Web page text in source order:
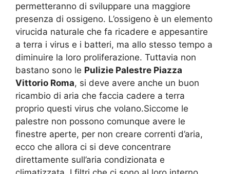
permetteranno di sviluppare una maggiore
presenza di ossigeno. L’ossigeno è un elemento
virucida naturale che fa ricadere e appesantire
a terra i virus e i batteri, ma allo stesso tempo a
diminuire la loro proliferazione. Tuttavia non
bastano sono le Pulizie Palestre Piazza
Vittorio Roma, si deve avere anche un buon
ricambio di aria che faccia cadere a terra
proprio questi virus che volano.Siccome le
palestre non possono comunque avere le
finestre aperte, per non creare correnti d’aria,
ecco che allora ci si deve concentrare
direttamente sull’aria condizionata e